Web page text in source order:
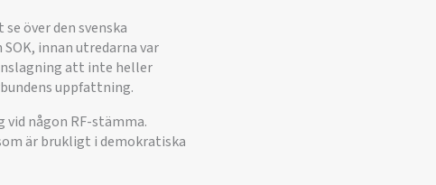
över den svenska
innan utredarna var
att inte heller
uppfattning.
någon RF-stämma.
är brukligt i demokratiska